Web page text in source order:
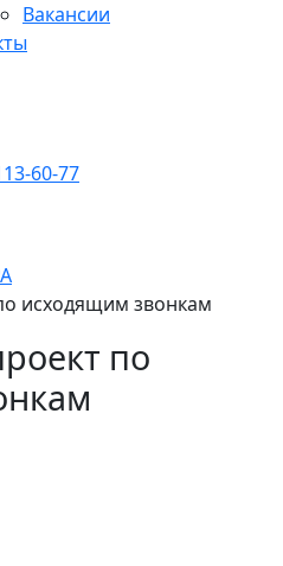
Вакансии
60-77
исходящим звонкам
по